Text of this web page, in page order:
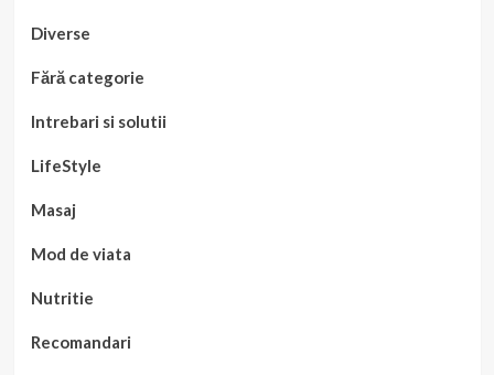
Diverse
Fără categorie
Intrebari si solutii
LifeStyle
Masaj
Mod de viata
Nutritie
Recomandari